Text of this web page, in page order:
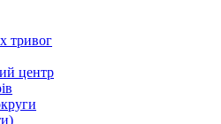
тривог
центр